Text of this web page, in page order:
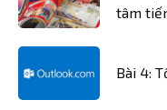
tâm
Bài 4: